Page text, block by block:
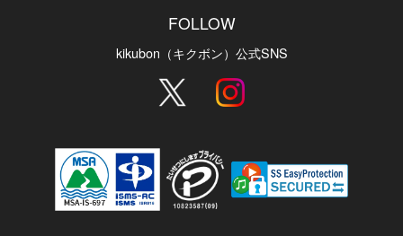
FOLLOW
kikubon（キクボン）公式SNS